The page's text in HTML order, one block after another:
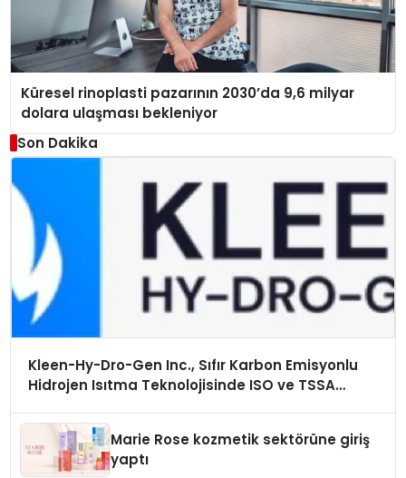
Küresel rinoplasti pazarının 2030’da 9,6 milyar
dolara ulaşması bekleniyor
Son Dakika
Kleen-Hy-Dro-Gen Inc., Sıfır Karbon Emisyonlu
Hidrojen Isıtma Teknolojisinde ISO ve TSSA
Marie Rose kozmetik sektörüne giriş
yaptı